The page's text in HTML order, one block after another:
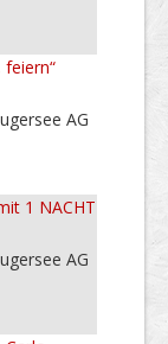
AG
1 NACHT
AG